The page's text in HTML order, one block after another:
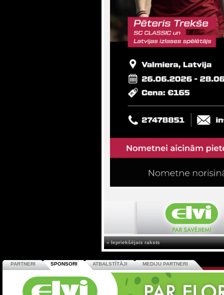
« Iepriekšējais raksts
PARTNERI SPONSORI ATBALSTĪTĀJI MEDIJU PARTNERI